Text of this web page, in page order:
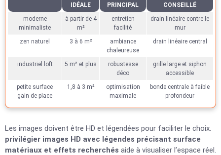
IDÉALE
PRINCIPAL
CONSEILLÉ
moderne
minimaliste
à partir de 4
m²
entretien
facilité
drain linéaire contre le
mur
zen naturel
3 à 6 m²
ambiance
chaleureuse
drain linéaire central
industriel loft 5 m² et plus
robustesse
déco
grille large et siphon
accessible
petite surface
gain de place
1,8 à 3 m²
optimisation
maximale
bonde centrale à faible
profondeur
Les images doivent être HD et légendées pour faciliter le choix.
privilégier images HD avec légendes précisant surface
matériaux et effets recherchés aide à visualiser l’espace réel.